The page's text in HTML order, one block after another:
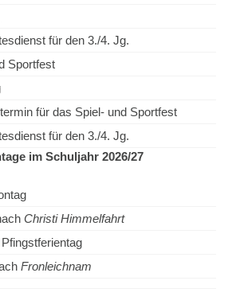
für den 3./4. Jg.
Sportfest
für das Spiel- und Sportfest
für den 3./4. Jg.
im Schuljahr 2026/27
Christi Himmelfahrt
Fronleichnam